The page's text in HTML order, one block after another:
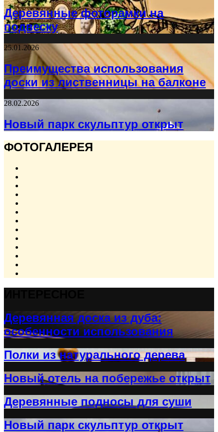
Деревянные фоторамки на
подвеску
25.01.2026
Преимущества использования
доски из лиственницы на балконе
28.02.2026
Новый парк скульптур открыт
ФОТОГАЛЕРЕЯ
Деревянная доска из дуба:
особенности использования
Полки из натурального дерева
Новый отель на побережье открыт
Деревянные подносы для суши
Новый парк скульптур открыт